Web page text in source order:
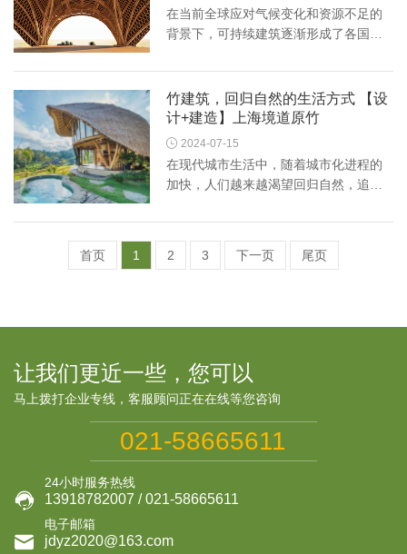
在当前全球应对气候变化和资源不足的
背景下，可持续建筑逐渐形成了各国政
一种天然可再生资源，正逐渐被重新了
解并应用于当代建筑实践中。竹结构既
为建筑增添了创新解决方案，...
竹建筑，回归自然的生活方式 【设
计+建造】上海境道原竹
 2024-07-15
在现代城市生活中，随着城市化进程的
加快，人们越来越渴望回归自然，追求
的建筑方式，正逐渐受到人们的关注。
它不仅融合了传统文化和现代技术，而
且注重环保、节能和可持续发...
首页 1 2 3 下一页 尾页
让我们更近一些，您可以
马上拨打企业专线，客服顾问正在在线等您咨询
021-58665611

24小时服务热线
13918782007 / 021-58665611

电子邮箱
jdyz2020@163.com